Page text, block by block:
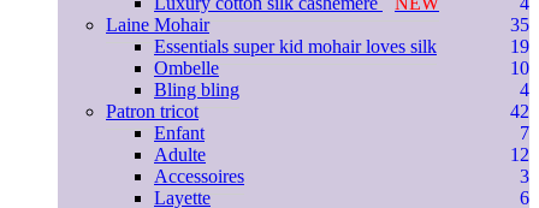
Laine Mohair
35
Essentials super kid mohair loves silk
19
Ombelle
10
Bling bling
4
Patron tricot
42
Enfant
7
Adulte
12
Accessoires
3
Layette
6